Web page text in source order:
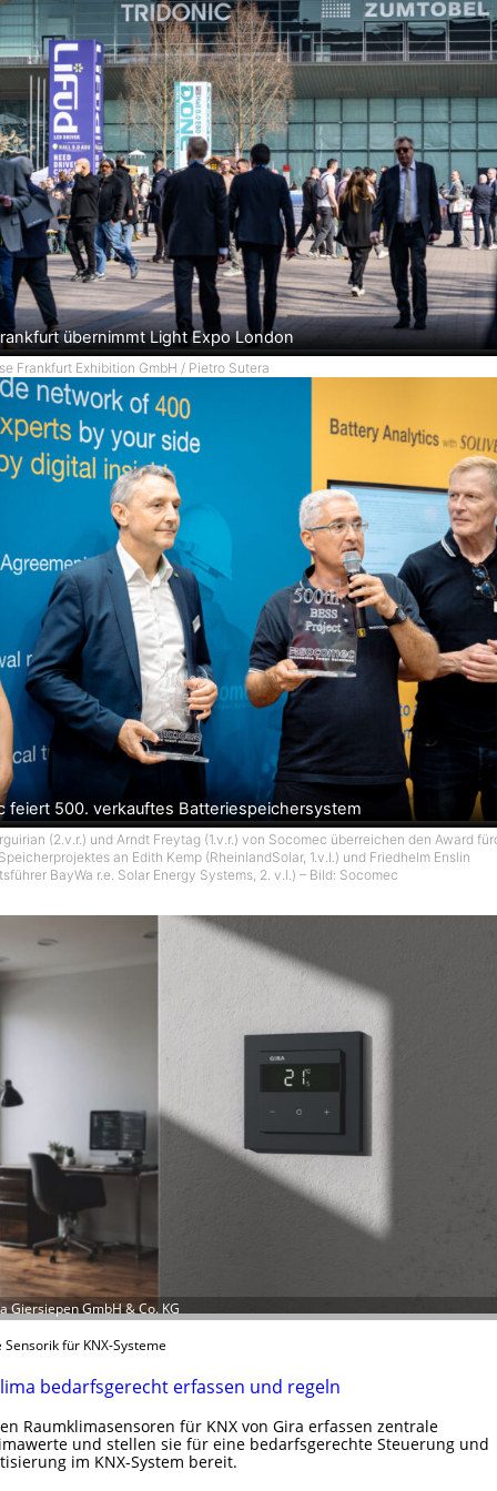
übernimmt Light Expo London
Frankfurt Exhibition GmbH / Pietro Sutera
feiert 500. verkauftes Batteriespeichersystem
(2.v.r.) und Arndt Freytag (1.v.r.) von Socomec überreichen den Award
an Edith Kemp (RheinlandSolar, 1.v.l.) und Friedhelm Enslin
BayWa r.e. Solar Energy Systems, 2. v.l.) – Bild: Socomec
Giersiepen GmbH & Co. KG
Sensorik für KNX-Systeme
bedarfsgerecht erfassen und regeln
Raumklimasensoren für KNX von Gira erfassen zentrale
und stellen sie für eine bedarfsgerechte Steuerung und
im KNX-System bereit.